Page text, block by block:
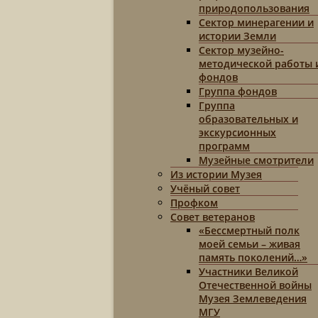
природопользования
Сектор минерагении и
истории Земли
Сектор музейно-
методической работы
фондов
Группа фондов
Группа
образовательных и
экскурсионных
программ
Музейные смотрители
Из истории Музея
Учёный совет
Профком
Совет ветеранов
«Бессмертный полк
моей семьи – живая
память поколений…»
Участники Великой
Отечественной войны
Музея Землеведения
МГУ